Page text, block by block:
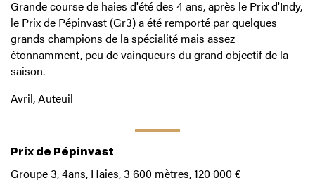
Grande course de haies d'été des 4 ans, après le Prix d'Indy,
le Prix de Pépinvast (Gr3) a été remporté par quelques
grands champions de la spécialité mais assez
étonnamment, peu de vainqueurs du grand objectif de la
saison.
Avril, Auteuil
Prix de Pépinvast
Groupe 3, 4ans, Haies, 3 600 mètres, 120 000 €